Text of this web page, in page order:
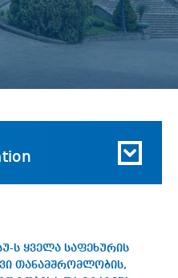
ს ყველა საფეხურის
თანამშრომლობის,